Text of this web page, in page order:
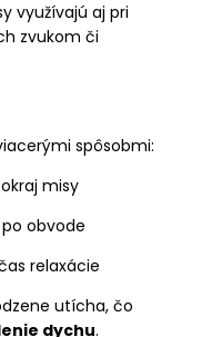
využívajú aj pri
zvukom či
spôsobmi:
misy
obvode
relaxácie
utícha, čo
dychu.